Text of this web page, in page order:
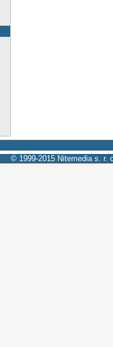
© 1999-2015 Nitemedia s. r.